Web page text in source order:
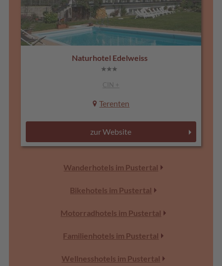
Naturhotel Edelweiss
CIN +
Terenten
zur Website
Wanderhotels im Pustertal
Bikehotels im Pustertal
Motorradhotels im Pustertal
Familienhotels im Pustertal
Wellnesshotels im Pustertal